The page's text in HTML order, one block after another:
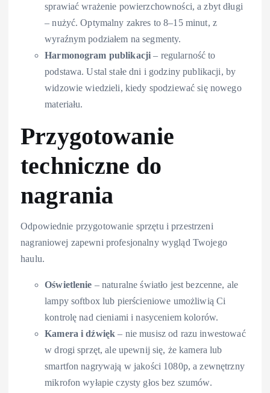
sprawiać wrażenie powierzchowności, a zbyt długi
– nużyć. Optymalny zakres to 8–15 minut, z
wyraźnym podziałem na segmenty.
Harmonogram publikacji – regularność to
podstawa. Ustal stałe dni i godziny publikacji, by
widzowie wiedzieli, kiedy spodziewać się nowego
materiału.
Przygotowanie
techniczne do
nagrania
Odpowiednie przygotowanie sprzętu i przestrzeni
nagraniowej zapewni profesjonalny wygląd Twojego
haulu.
Oświetlenie – naturalne światło jest bezcenne, ale
lampy softbox lub pierścieniowe umożliwią Ci
kontrolę nad cieniami i nasyceniem kolorów.
Kamera i dźwięk – nie musisz od razu inwestować
w drogi sprzęt, ale upewnij się, że kamera lub
smartfon nagrywają w jakości 1080p, a zewnętrzny
mikrofon wyłapie czysty głos bez szumów.